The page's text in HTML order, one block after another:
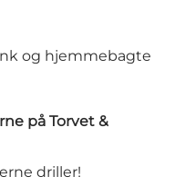
og hjemmebagte
på Torvet &
driller!